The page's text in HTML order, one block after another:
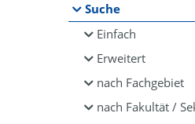
Suche
Einfach
Erweitert
nach Fachgebiet
nach Fakultät /